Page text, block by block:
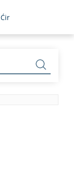
Ćir